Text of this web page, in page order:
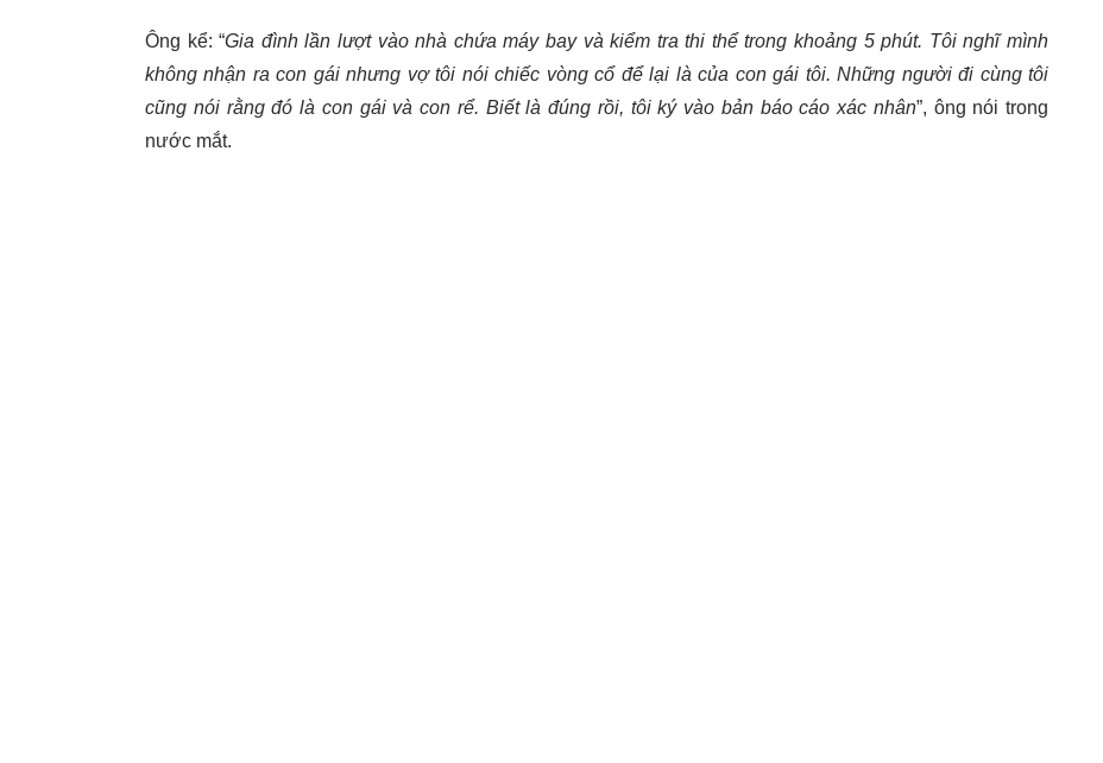
Ông kể: “Gia đình lần lượt vào nhà chứa máy bay và kiểm tra thi thể trong khoảng 5 phút. Tôi nghĩ mình
không nhận ra con gái nhưng vợ tôi nói chiếc vòng cổ để lại là của con gái tôi. Những người đi cùng tôi
cũng nói rằng đó là con gái và con rể. Biết là đúng rồi, tôi ký vào bản báo cáo xác nhân”, ông nói trong
nước mắt.